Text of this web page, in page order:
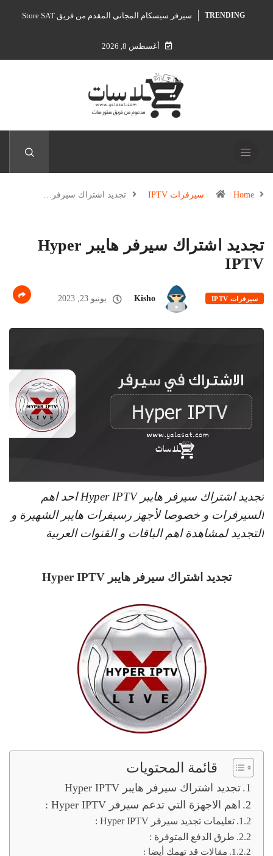
TRENDING سيرفر سيسكام المجاني المقدم من فريق Store SAT
أغسطس 8, 2026
Home سيرفرات IPTV تجديد اشتراك سيرفر…
تجديد اشتراك سيرفر هايبر Hyper
IPTV
سيرفرات IPTV Kisho يونيو 23, 2023
تجديد اشتراك سيرفر هايبر Hyper IPTV احد اهم
السيرفرات و خصوصا لأجهز رسيفرات هايبر الشهيرة و
التجديد لمشاهدة اهم الباقات و القنوات العربية
تجديد اشتراك سيرفر هايبر Hyper IPTV
قائمة المحتويات
تجديد اشتراك سيرفر هايبر Hyper IPTV
اهم الاجهزة التي تدعم سيرفر Hyper IPTV :
تعليمات تجديد سيرفر Hyper IPTV :
طرق الدفع المتوفرة :
مقالات قد تهمك أيضا :